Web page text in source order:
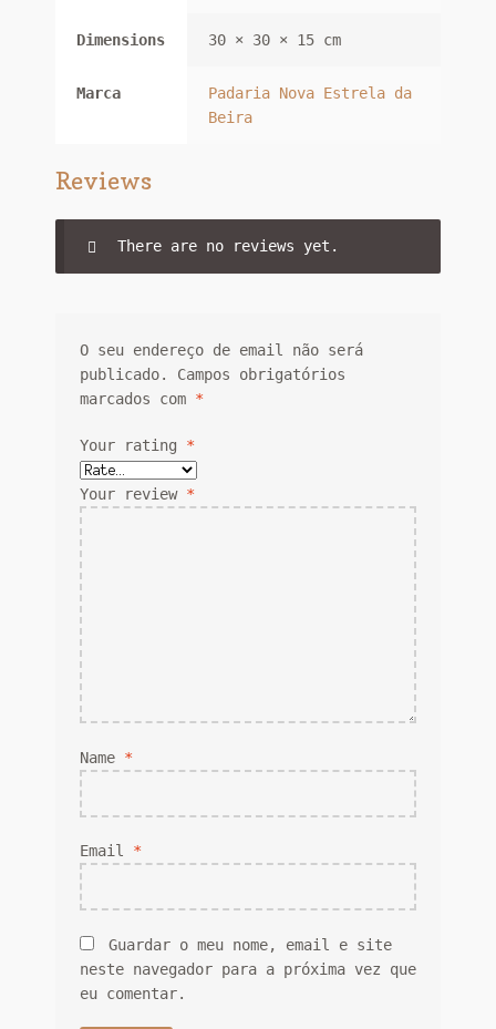
Dimensions 30 × 30 × 15 cm
Marca
Padaria Nova Estrela da
Beira
Reviews
There are no reviews yet.
O seu endereço de email não será
publicado.
Campos obrigatórios
marcados com *
Your rating *
Your review *
Name *
Email *
Guardar o meu nome, email e site
neste navegador para a próxima vez que
eu comentar.